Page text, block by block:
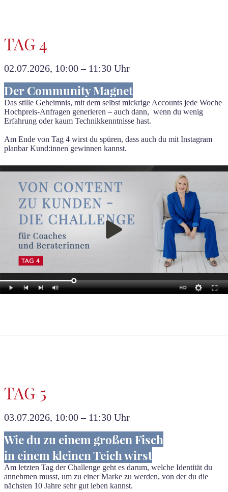
TAG 4
02.07.2026, 10:00 – 11:30 Uhr
Der Community Magnet
Das stille Geheimnis, mit dem selbst mickrige Accounts jede Woche
Hochpreis-Anfragen generieren – auch dann, wenn du wenig
Erfahrung oder kaum Technikkenntnisse hast.
Am Ende von Tag 4 wirst du spüren, dass auch du mit Instagram
planbar Kund:innen gewinnen kannst.
TAG 5
03.07.2026, 10:00 – 11:30 Uhr
Wie du zu einem großen Fisch
in einem kleinen Teich wirst
Am letzten Tag der Challenge geht es darum, welche Identität du
annehmen musst, um zu einer Marke zu werden, von der du die
nächsten 10 Jahre sehr gut leben kannst.